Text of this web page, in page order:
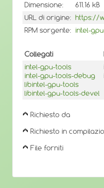
Dimensione:
611.16 kB
URL di origine: https://
RPM sorgente: intel-
Collegati
intel-gpu-tools
intel-gpu-tools-debug
libintel-gpu-tools
libintel-gpu-tools-devel
Richiesto da
Richiesto in
File forniti